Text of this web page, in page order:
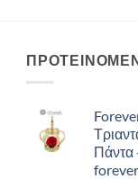
Πάντα